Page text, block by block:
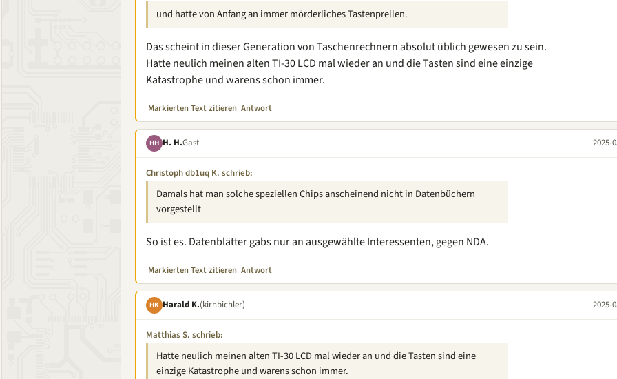
und hatte von Anfang an immer mörderliches Tastenprellen.
Das scheint in dieser Generation von Taschenrechnern absolut üblich gewesen zu sein.
Hatte neulich meinen alten TI-30 LCD mal wieder an und die Tasten sind eine einzige
Katastrophe und warens schon immer.
Markierten Text zitieren Antwort
HH H. H.Gast 2025-
Christoph db1uq K. schrieb:
Damals hat man solche speziellen Chips anscheinend nicht in Datenbüchern
vorgestellt
So ist es. Datenblätter gabs nur an ausgewählte Interessenten, gegen NDA.
Markierten Text zitieren Antwort
HK Harald K.(kirnbichler) 2025-
Matthias S. schrieb:
Hatte neulich meinen alten TI-30 LCD mal wieder an und die Tasten sind eine
einzige Katastrophe und warens schon immer.